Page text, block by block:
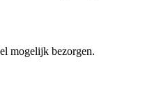
mogelijk bezorgen.